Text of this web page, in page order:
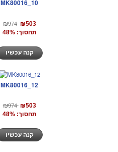
MK80016_10
₪974 ₪503
תחסוך: 48%
קנה עכשיו
MK80016_12
₪974 ₪503
תחסוך: 48%
קנה עכשיו